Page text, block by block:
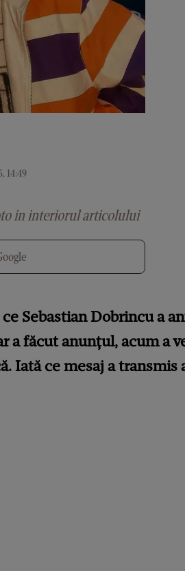
14:49
in interiorul articolului
Sebastian Dobrincu a
făcut anunțul, acum a
Iată ce mesaj a